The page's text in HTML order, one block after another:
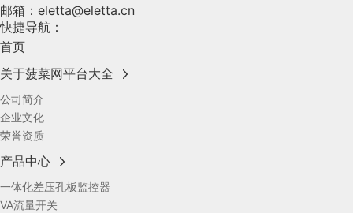
邮箱： eletta@eletta.cn
快捷导航：
首页
关于菠菜网平台大全
公司简介
企业文化
荣誉资质
产品中心
一体化差压孔板监控器
VA流量开关